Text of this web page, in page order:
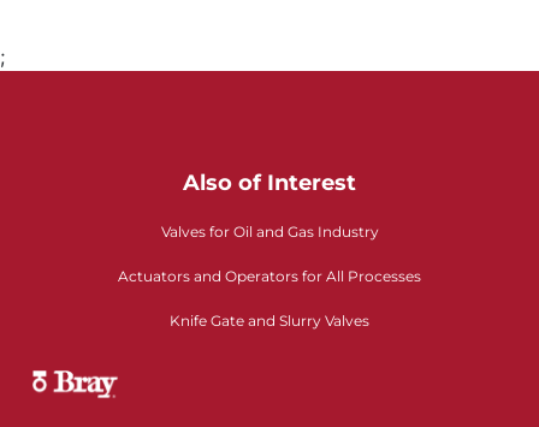
;
Also of Interest
Valves for Oil and Gas Industry
Actuators and Operators for All Processes
Knife Gate and Slurry Valves